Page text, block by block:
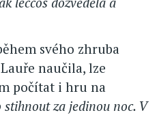
svého zhruba
naučila, lze
počítat i hru na
stihnout za jedinou noc. V